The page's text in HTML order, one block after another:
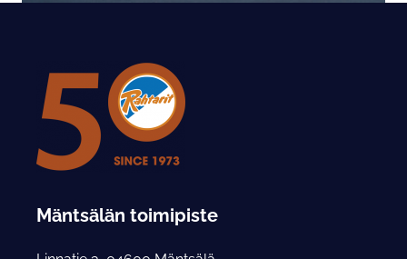
Mäntsälän toimipiste